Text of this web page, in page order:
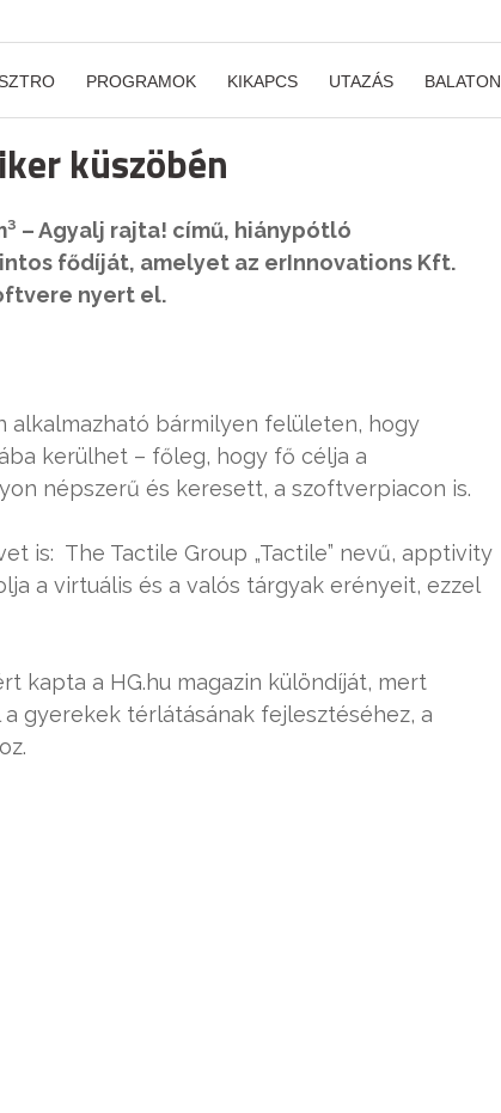
PROGRAMOK KIKAPCS UTAZÁS BALATON
küszöbén
– Agyalj rajta! című, hiánypótló
fődíját, amelyet az erInnovations Kft.
nyert el.
alkalmazható bármilyen felületen, hogy
kerülhet – főleg, hogy fő célja a
népszerű és keresett, a szoftverpiacon is.
is: The Tactile Group „Tactile” nevű, apptivity
a virtuális és a valós tárgyak erényeit, ezzel
kapta a HG.hu magazin különdíját, mert
gyerekek térlátásának fejlesztéséhez, a